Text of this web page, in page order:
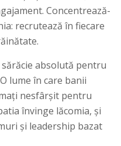
Concentrează-
recrutează în fiecare
absolută pentru
lume în care banii
nesfârșit pentru
învinge lăcomia, și
și leadership bazat